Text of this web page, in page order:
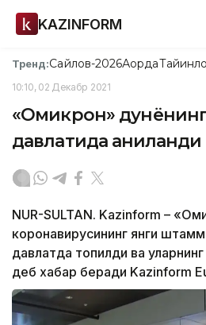
KAZINFORM
Тренд:Сайлов-2026Ақорда
10:10, 02 Декабр 2021
«Омикрон»
давлатида аниқланди
NUR-SULTAN. Kazinform –
коронавирусининг янги
давлатда топилди ва
деб хабар беради Kazinform